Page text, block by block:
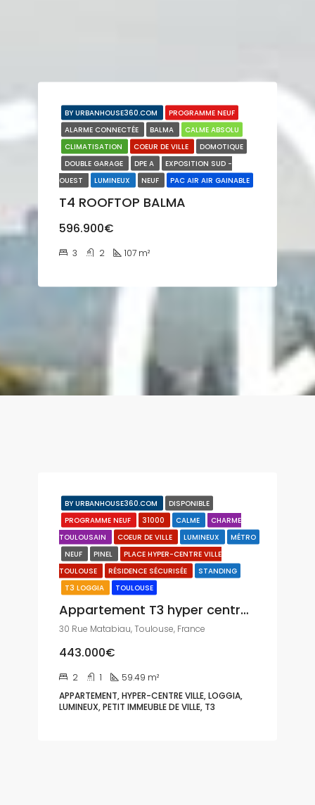
BY URBANHOUSE360.COM
PROGRAMME NEUF
ALARME CONNECTÉE
BALMA
CALME ABSOLU
CLIMATISATION
COEUR DE VILLE
DOMOTIQUE
DOUBLE GARAGE
DPE A
EXPOSITION SUD -
OUEST
LUMINEUX NEUF PAC AIR AIR GAINABLE
T4 ROOFTOP BALMA
596.900€
3 2 107 m²
BY URBANHOUSE360.COM
DISPONIBLE
PROGRAMME NEUF
31000 CALME
CHARME
TOULOUSAIN
COEUR DE VILLE LUMINEUX
MÉTRO
NEUF
PINEL
PLACE HYPER-CENTRE VILLE
TOULOUSE
RÉSIDENCE SÉCURISÉE
STANDING
T3 LOGGIA
TOULOUSE
Appartement T3 hyper centre-ville
30 Rue Matabiau, Toulouse, France
443.000€
2 1 59.49 m²
APPARTEMENT, HYPER-CENTRE VILLE, LOGGIA,
LUMINEUX, PETIT IMMEUBLE DE VILLE, T3